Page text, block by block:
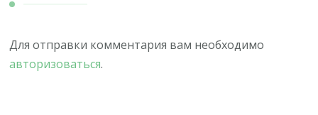
Для отправки комментария вам необходимо
авторизоваться.